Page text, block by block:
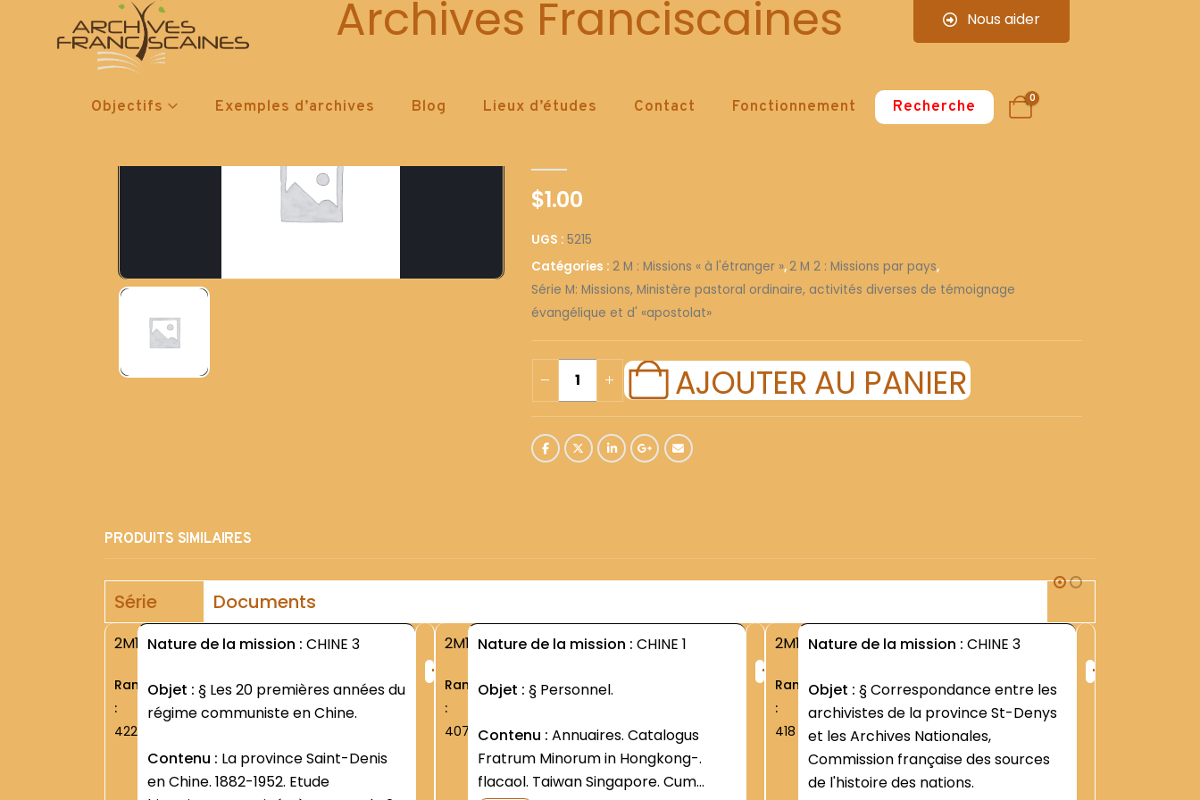
Archives Franciscaines Nous aider
Objectifs Exemples d’archives Blog Lieux d’études Contact Fonctionnement Recherche 0
5215
$1.00
UGS : 5215
Catégories : 2 M : Missions « à l'étranger »,2 M 2 : Missions par pays,
Série M: Missions, Ministère pastoral ordinaire, activités diverses de témoignage
évangélique et d' «apostolat»
AJOUTER AU PANIER
PRODUITS SIMILAIRES
Série Documents
2M1
Rang
:
422
Nature de la mission : CHINE 3
Objet : § Les 20 premières années du
régime communiste en Chine.
Contenu :
en Chine. 1882-1952. Etude
+
2M1
Rang
:
407
Nature de la mission : CHINE 1
Objet : § Personnel.
Contenu :
Fratrum Minorum in Hongkong-.
flacaol. Taiwan Singapore. Cum
+
2M1
Rang
:
418
Nature de la mission : CHINE 3
Objet : § Correspondance entre les
archivistes de la province St-Denys
et les Archives Nationales,
Commission française des sources
de l'histoire des nations.
+